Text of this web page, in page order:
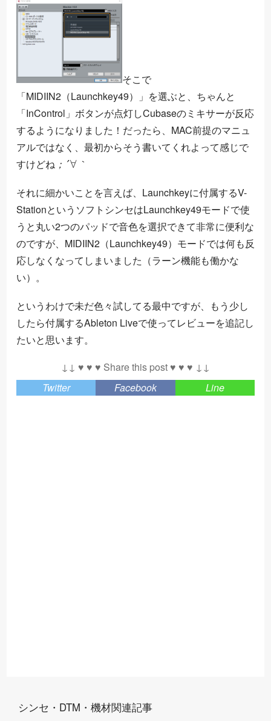
そこで
「MIDIIN2（Launchkey49）」を選ぶと、ちゃんと
「InControl」ボタンが点灯しCubaseのミキサーが反応
するようになりました！だったら、MAC前提のマニュ
アルではなく、最初からそう書いてくれよって感じで
すけどね；
； ´∀
｀
それに細かいことを言えば、Launchkeyに付属するV-
StationというソフトシンセはLaunchkey49モードで使
うと丸い2つのパッドで音色を選択できて非常に便利な
のですが、MIDIIN2（Launchkey49）モードでは何も反
応しなくなってしまいました（ラーン機能も働かな
い）。
というわけで未だ色々試してる最中ですが、もう少し
したら付属するAbleton Liveで使ってレビューを追記し
たいと思います。
↓↓ ♥ ♥ ♥ Share this post ♥ ♥ ♥ ↓↓
Twitter
Facebook Line
シンセ・DTM・機材関連記事